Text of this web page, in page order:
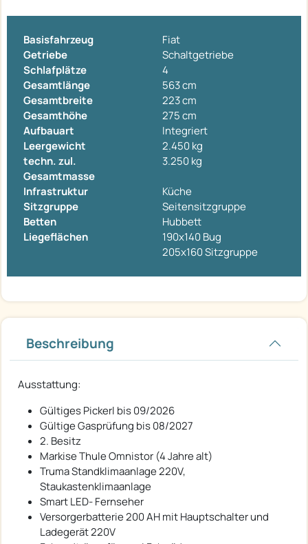
Basisfahrzeug
Fiat
Getriebe
Schaltgetriebe
Schlafplätze
4
Gesamtlänge
563 cm
Gesamtbreite
223 cm
Gesamthöhe
275 cm
Aufbauart
Integriert
Leergewicht
2.450 kg
techn. zul.
Gesamtmasse
3.250 kg
Infrastruktur
Küche
Sitzgruppe
Seitensitzgruppe
Betten
Hubbett
Liegeflächen
190x140 Bug
205x160 Sitzgruppe
Beschreibung
Ausstattung:
Gültiges Pickerl bis 09/2026
Gültige Gasprüfung bis 08/2027
2. Besitz
Markise Thule Omnistor (4 Jahre alt)
Truma Standklimaanlage 220V,
Staukastenklimaanlage
Smart LED- Fernseher
Versorgerbatterie 200 AH mit Hauptschalter und
Ladegerät 220V